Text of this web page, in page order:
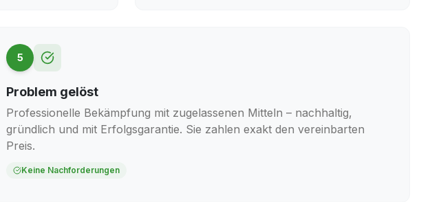
5
Problem gelöst
Professionelle Bekämpfung mit zugelassenen Mitteln – nachhaltig,
gründlich und mit Erfolgsgarantie. Sie zahlen exakt den vereinbarten
Preis.
Keine Nachforderungen